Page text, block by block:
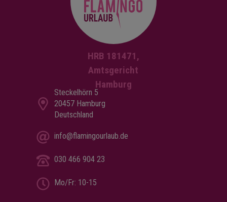
HRB 181471,
Amtsgericht
Hamburg
Steckelhörn 5
20457 Hamburg
Deutschland
info@flamingourlaub.de
030 466 904 23
Mo/Fr: 10-15